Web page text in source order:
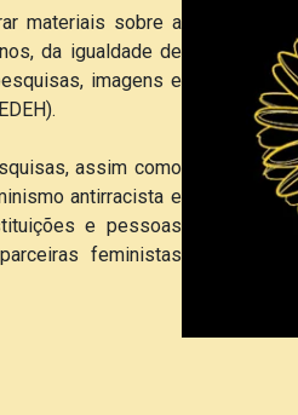
materiais sobre a
da igualdade de
imagens e
assim como
antirracista e
e pessoas
feministas